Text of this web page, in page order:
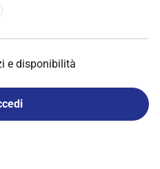
e disponibilità